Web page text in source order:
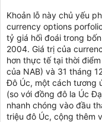
Khoản lỗ này chủ yếu
currency options
tỷ giá hối đoái trong
2004. Giá trị của
hơn thực tế tại thời
của NAB) và 31 tháng
Đô Úc, một cách tương
(so với đồng đô la Úc
nhanh chóng vào đầu
triệu đô Úc, cộng thêm